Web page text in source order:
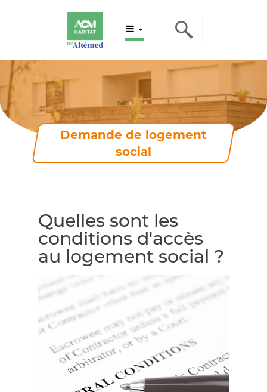
Demande de logement
social
Quelles sont les
conditions d'accès
au logement social ?